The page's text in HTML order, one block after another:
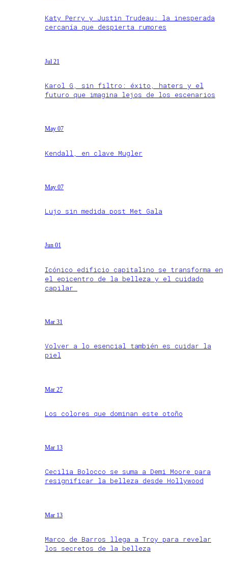
Katy Perry y Justin Trudeau: la inesperada
cercanía que despierta rumores
Jul 21
Karol G, sin filtro: éxito, haters y el
futuro que imagina lejos de los escenarios
May 07
Kendall, en clave Mugler
May 07
Lujo sin medida post Met Gala
Jun 01
Icónico edificio capitalino se transforma en
el epicentro de la belleza y el cuidado
capilar
Mar 31
Volver a lo esencial también es cuidar la
piel
Mar 27
Los colores que dominan este otoño
Mar 13
Cecilia Bolocco se suma a Demi Moore para
resignificar la belleza desde Hollywood
Mar 13
Marco de Barros llega a Troy para revelar
los secretos de la belleza